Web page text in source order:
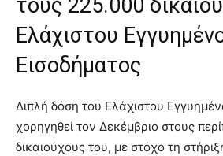
τους 225.000
Ελάχιστου
Εισοδήματος
Διπλή δόση του Ελάχιστου
χορηγηθεί τον Δεκέμβριο στους
δικαιούχους του, με στόχο τη